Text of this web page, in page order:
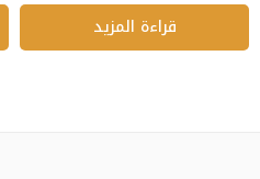
قراءة المزيد